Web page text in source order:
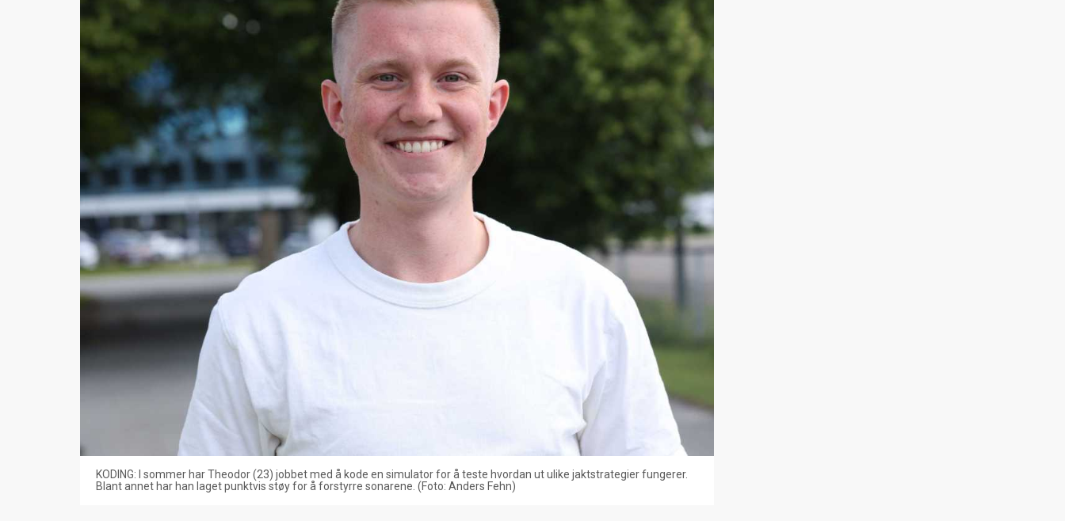
KODING: I sommer har Theodor (23) jobbet med å kode en simulator for å teste hvordan ut ulike jaktstrategier fungerer.
Blant annet har han laget punktvis støy for å forstyrre sonarene. (Foto: Anders Fehn)